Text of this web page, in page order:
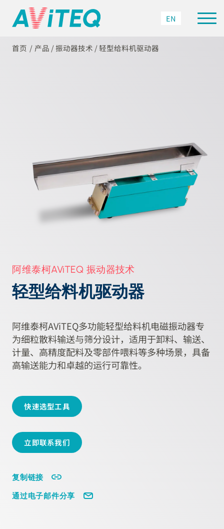
EN
首页 产品 /振动器技术 /轻型给料机驱动器
阿维泰柯AViTEQ 振动器技术
轻型给料机驱动器
阿维泰柯AViTEQ多功能轻型给料机电磁振动器专
为细粒散料输送与筛分设计，适用于卸料、输送、
计量、高精度配料及零部件喂料等多种场景，具备
高输送能力和卓越的运行可靠性。
快速选型工具
立即联系我们
复制链接
通过电子邮件分享